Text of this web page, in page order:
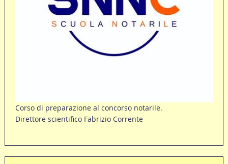
Corso di preparazione al concorso notarile.
Direttore scientifico Fabrizio Corrente